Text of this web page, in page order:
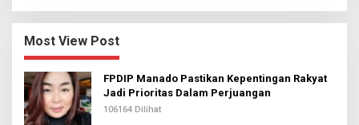
Most View Post
FPDIP Manado Pastikan Kepentingan Rakyat
Jadi Prioritas Dalam Perjuangan
106164 Dilihat